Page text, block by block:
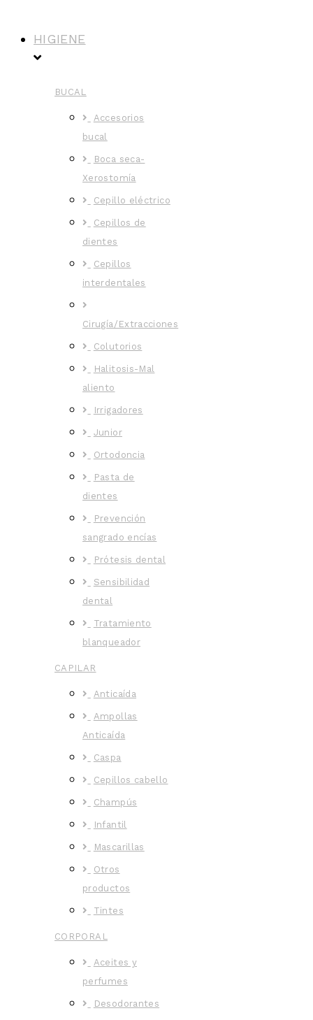
HIGIENE
BUCAL
Accesorios
bucal
Boca seca-
Xerostomía
Cepillo eléctrico
Cepillos de
dientes
Cepillos
interdentales
Cirugía/Extracciones
Colutorios
Halitosis-Mal
aliento
Irrigadores
Junior
Ortodoncia
Pasta de
dientes
Prevención
sangrado encías
Prótesis dental
Sensibilidad
dental
Tratamiento
blanqueador
CAPILAR
Anticaída
Ampollas
Anticaída
Caspa
Cepillos cabello
Champús
Infantil
Mascarillas
Otros
productos
Tintes
CORPORAL
Aceites y
perfumes
Desodorantes